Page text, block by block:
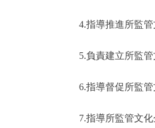
4.指導推進所監管
5.負責建立所監管
6.指導督促所監管
7.指導所監管文化